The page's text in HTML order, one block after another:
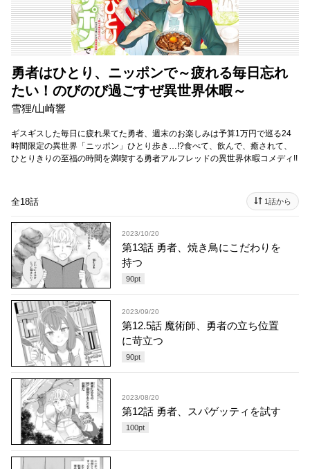
勇者はひとり、ニッポンで～疲れる毎日忘れ
たい！のびのび過ごすぜ異世界休暇～
雪狸/山崎響
ギスギスした毎日に疲れ果てた勇者、週末のお楽しみは予算1万円で巡る24
時間限定の異世界「ニッポン」ひとり歩き…!?食べて、飲んで、癒されて、
ひとりきりの至福の時間を満喫する勇者アルフレッドの異世界休暇コメディ!!
全18話 1話から
2023/10/20
第13話 勇者、焼き鳥にこだわりを
持つ
90pt
2023/09/20
第12.5話 魔術師、勇者の立ち位置
に苛立つ
90pt
2023/08/20
第12話 勇者、スパゲッティを試す
100pt